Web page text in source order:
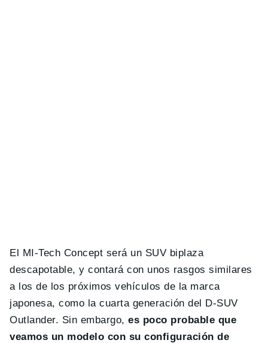
El MI-Tech Concept será un SUV biplaza
descapotable, y contará con unos rasgos similares
a los de los próximos vehículos de la marca
japonesa, como la cuarta generación del D-SUV
Outlander. Sin embargo,es poco probable que
veamos un modelo con su configuración de